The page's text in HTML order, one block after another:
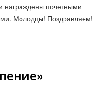
награждены почетными
Молодцы! Поздравляем!